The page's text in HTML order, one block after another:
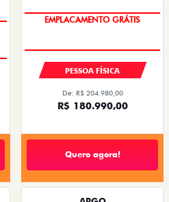
OPORTUNIDADE
PESSOA FÍSICA
De: R$ 204.980,00
R$ 180.990,00
Quero agora!